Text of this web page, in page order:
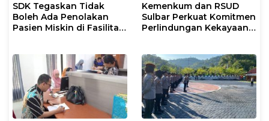
SDK Tegaskan Tidak
Boleh Ada Penolakan
Pasien Miskin di Fasilitas
Kemenkum dan RSUD
Sulbar Perkuat Komitmen
Perlindungan Kekayaan